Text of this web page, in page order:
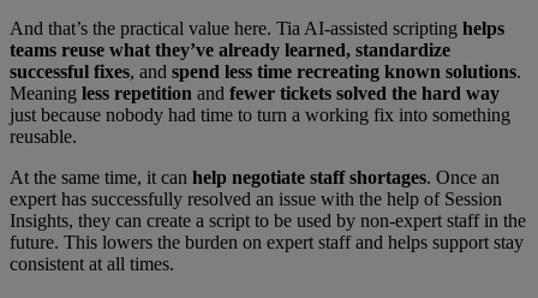
And that’s the practical value here. Tia AI-assisted scripting helps
teams reuse what they’ve already learned, standardize
successful fixes, and spend less time recreating known solutions.
Meaning less repetition and fewer tickets solved the hard way
just because nobody had time to turn a working fix into something
reusable.
At the same time, it can help negotiate staff shortages. Once an
expert has successfully resolved an issue with the help of Session
Insights, they can create a script to be used by non-expert staff in the
future. This lowers the burden on expert staff and helps support stay
consistent at all times.